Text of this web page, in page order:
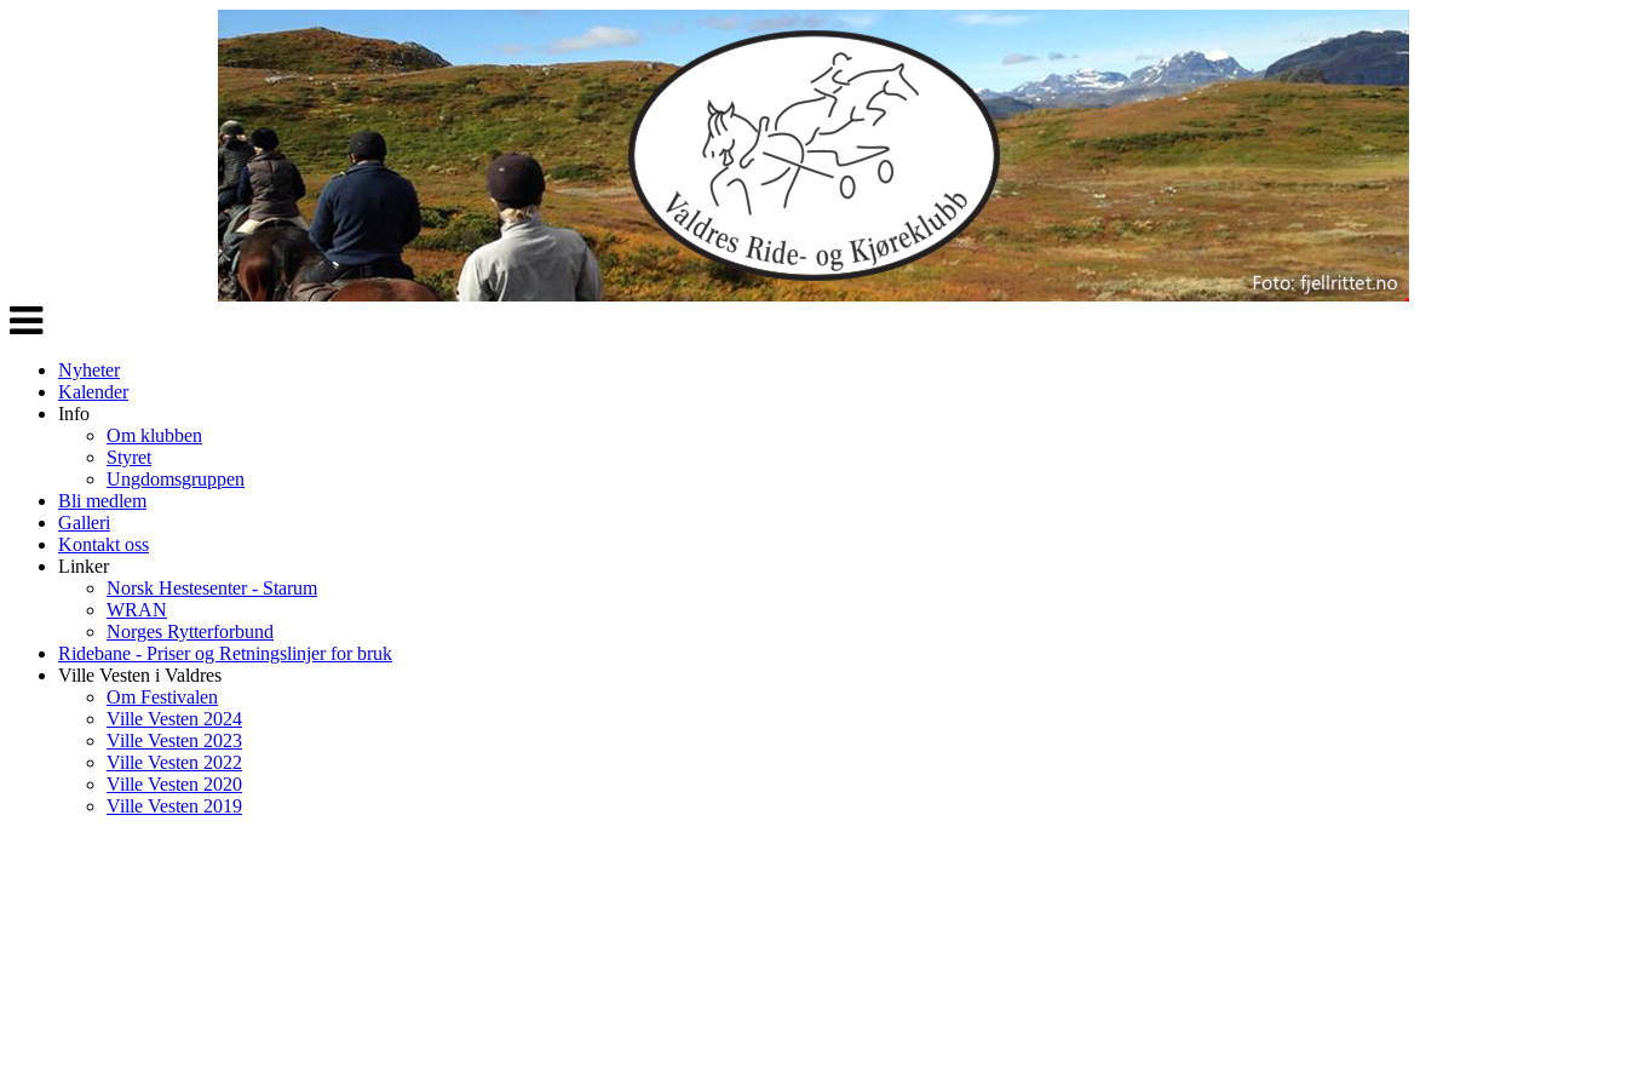
Veksle
navigasjon
Nyheter
Kalender
Info
Om klubben
Styret
Ungdomsgruppen
Bli medlem
Galleri
Kontakt oss
Linker
Norsk Hestesenter - Starum
WRAN
Norges Rytterforbund
Ridebane - Priser og Retningslinjer for bruk
Ville Vesten i Valdres
Om Festivalen
Ville Vesten 2024
Ville Vesten 2023
Ville Vesten 2022
Ville Vesten 2020
Ville Vesten 2019